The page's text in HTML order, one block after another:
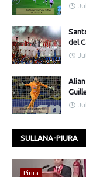
del
SULLANA-PIURA
Piura